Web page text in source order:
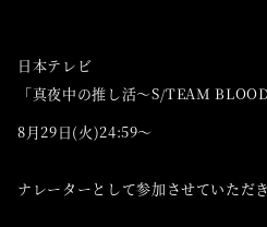
日本テレビ
「真夜中の推し活～S/TEAM BLOOD
8月29日(火)24:59〜
ナレーターとして参加させていただ